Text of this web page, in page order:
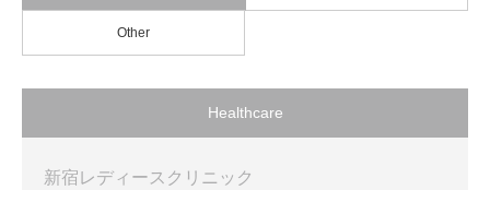
Other
Healthcare
新宿レディースクリニック